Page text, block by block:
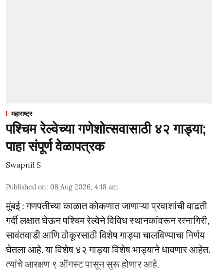
महाराष्ट्र
पश्चिम रेल्वेच्या गणेशोत्सवासाठी ४२ गाड्या;
पाहा संपूर्ण वेळापत्रक
Swapnil S
Published on: 08 Aug 2026, 4:18 am
मुंबई : गणपतीच्या काळात कोकणात जाणाऱ्या प्रवाशांची वाढती
गर्दी लक्षात घेऊन पश्चिम रेल्वेने विविध स्थानकांवरून रत्नागिरी,
सावंतवाडी आणि ठोकूरसाठी विशेष गाड्या चालविण्याचा निर्णय
घेतला आहे. या विशेष ४२ गाड्या विशेष भाड्याने धावणार आहेत.
त्यांचे आरक्षण ९ ऑगस्ट पासून सुरू होणार आहे.